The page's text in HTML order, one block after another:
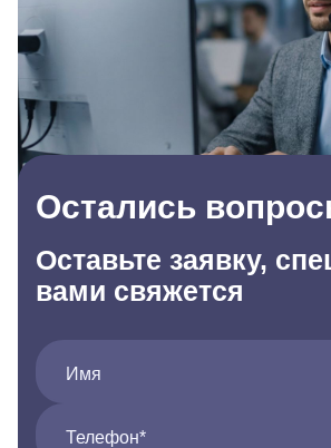
Остались
Оставьте заявку,
вами свяжется
Имя
Телефон*